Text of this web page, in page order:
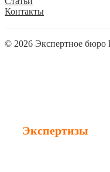
Контакты
© 2026 Экспертное бюро
Экспертизы